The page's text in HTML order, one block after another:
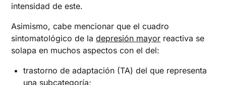
intensidad de este.
Asimismo, cabe mencionar que el cuadro
sintomatológico de ladepresión mayor reactiva se
solapa en muchos aspectos con el del:
trastorno de adaptación (TA) del que representa
una subcategoría;